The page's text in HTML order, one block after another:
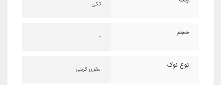
تکی
حجم -
نوع نوک مغزی کربنی